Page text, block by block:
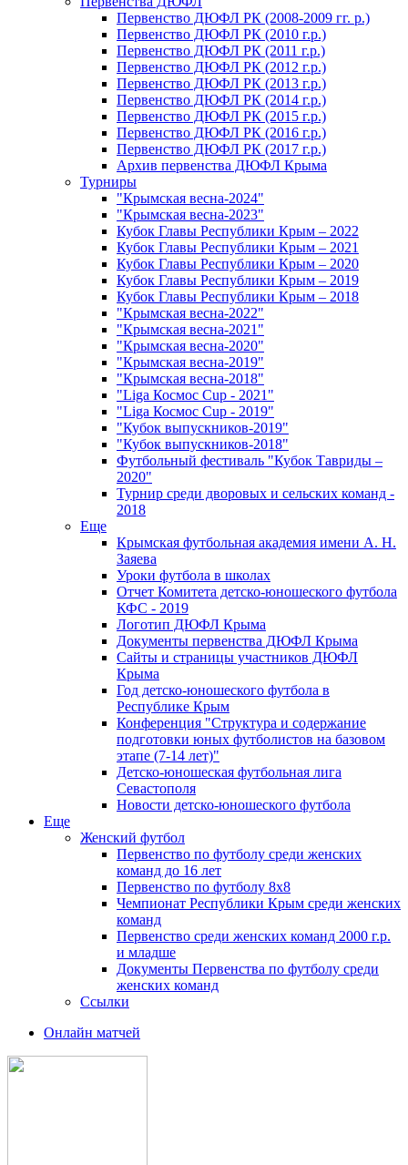
Первенство ДЮФЛ РК (2008-2009 гг. р.)
Первенство ДЮФЛ РК (2010 г.р.)
Первенство ДЮФЛ РК (2011 г.р.)
Первенство ДЮФЛ РК (2012 г.р.)
Первенство ДЮФЛ РК (2013 г.р.)
Первенство ДЮФЛ РК (2014 г.р.)
Первенство ДЮФЛ РК (2015 г.р.)
Первенство ДЮФЛ РК (2016 г.р.)
Первенство ДЮФЛ РК (2017 г.р.)
Архив первенства ДЮФЛ Крыма
Турниры
"Крымская весна-2024"
"Крымская весна-2023"
Кубок Главы Республики Крым – 2022
Кубок Главы Республики Крым – 2021
Кубок Главы Республики Крым – 2020
Кубок Главы Республики Крым – 2019
Кубок Главы Республики Крым – 2018
"Крымская весна-2022"
"Крымская весна-2021"
"Крымская весна-2020"
"Крымская весна-2019"
"Крымская весна-2018"
"Liga Космос Cup - 2021"
"Liga Космос Cup - 2019"
"Кубок выпускников-2019"
"Кубок выпускников-2018"
Футбольный фестиваль "Кубок Тавриды –
2020"
Турнир среди дворовых и сельских команд -
2018
Еще
Крымская футбольная академия имени А. Н.
Заяева
Уроки футбола в школах
Отчет Комитета детско-юношеского футбола
КФС - 2019
Логотип ДЮФЛ Крыма
Документы первенства ДЮФЛ Крыма
Сайты и страницы участников ДЮФЛ
Крыма
Год детско-юношеского футбола в
Республике Крым
Конференция "Структура и содержание
подготовки юных футболистов на базовом
этапе (7-14 лет)"
Детско-юношеская футбольная лига
Севастополя
Новости детско-юношеского футбола
Еще
Женский футбол
Первенство по футболу среди женских
команд до 16 лет
Первенство по футболу 8х8
Чемпионат Республики Крым среди женских
команд
Первенство среди женских команд 2000 г.р.
и младше
Документы Первенства по футболу среди
женских команд
Ссылки
Онлайн матчей